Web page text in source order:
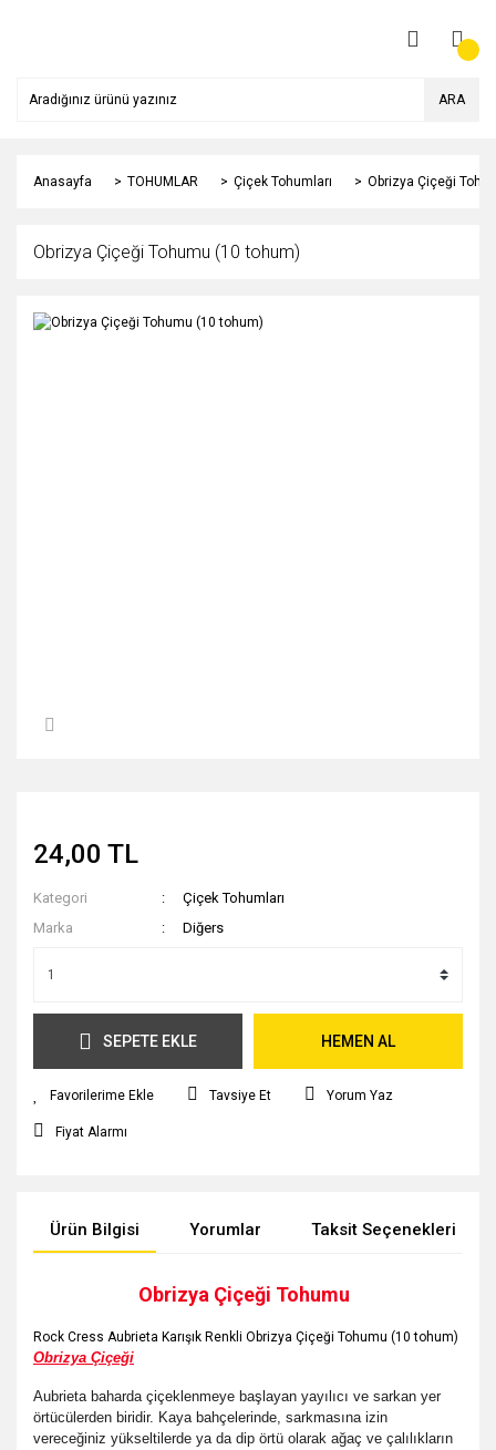
ARA
Anasayfa TOHUMLAR Çiçek Tohumları Obrizya Çiçeği
Obrizya Çiçeği Tohumu (10 tohum)
24,00 TL
Kategori
Çiçek Tohumları
Marka
Diğers
SEPETE EKLE HEMEN AL
Tavsiye Et Yorum Yaz
Fiyat Alarmı
Ürün Bilgisi Yorumlar Taksit Seçenekleri
Obrizya Çiçeği Tohumu
Rock Cress Aubrieta Karışık Renkli Obrizya Çiçeği Tohumu (10 tohum)
Obrizya Çiçeği
Aubrieta baharda çiçeklenmeye başlayan yayılıcı ve sarkan yer
örtücülerden biridir. Kaya bahçelerinde, sarkmasına izin
vereceğiniz yükseltilerde ya da dip örtü olarak ağaç ve çalılıkların